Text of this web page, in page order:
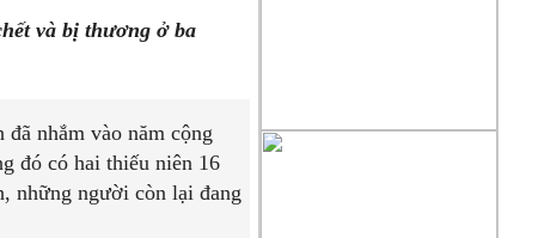
và bị thương ở ba
nhắm vào năm cộng
đó có hai thiếu niên 16
những người còn lại đang